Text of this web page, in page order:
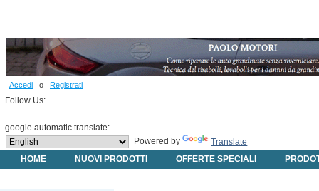
Follow Us:
google automatic translate:
Powered by
Translate
Accedi o Registrati
HOME NUOVI PRODOTTI OFFERTE SPECIALI